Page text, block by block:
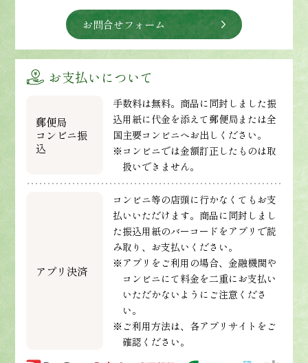
お問合せフォーム
お支払いについて
郵便局
コンビニ振
込
手数料は無料。商品に同封しました振
込用紙に代金を添えて郵便局または全
国主要コンビニへお出しください。
※コンビニでは金額訂正したものは取
扱いできません。
アプリ決済
コンビニ等の店頭に行かなくてもお支
払いいただけます。商品に同封しまし
た振込用紙のバーコードをアプリで読
み取り、お支払いください。
※アプリをご利用の場合、金融機関や
コンビニにて料金を二重にお支払い
いただかないようにご注意くださ
い。
※ご利用方法は、各アプリサイトをご
確認ください。